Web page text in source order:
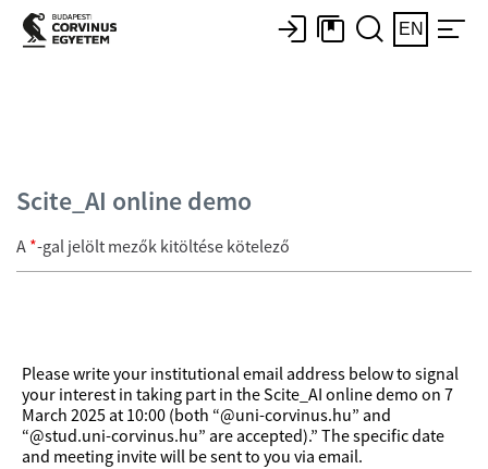
EN
Scite_AI online demo
A *-gal jelölt mezők kitöltése kötelező
Please write your institutional email address below to signal
your interest in taking part in the Scite_AI online demo on 7
March 2025 at 10:00 (both “@uni-corvinus.hu” and
“@stud.uni-corvinus.hu” are accepted).” The specific date
and meeting invite will be sent to you via email.